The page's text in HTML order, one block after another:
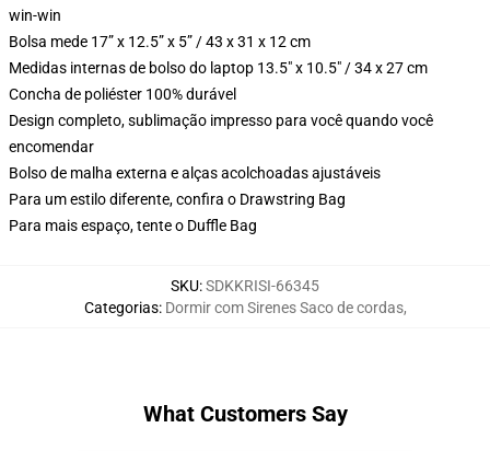
win-win
Bolsa mede 17” x 12.5” x 5” / 43 x 31 x 12 cm
Medidas internas de bolso do laptop 13.5" x 10.5" / 34 x 27 cm
Concha de poliéster 100% durável
Design completo, sublimação impresso para você quando você
encomendar
Bolso de malha externa e alças acolchoadas ajustáveis
Para um estilo diferente, confira o Drawstring Bag
Para mais espaço, tente o Duffle Bag
SKU:SDKKRISI-66345
Categorias: Dormir com Sirenes Saco de cordas,
What Customers Say